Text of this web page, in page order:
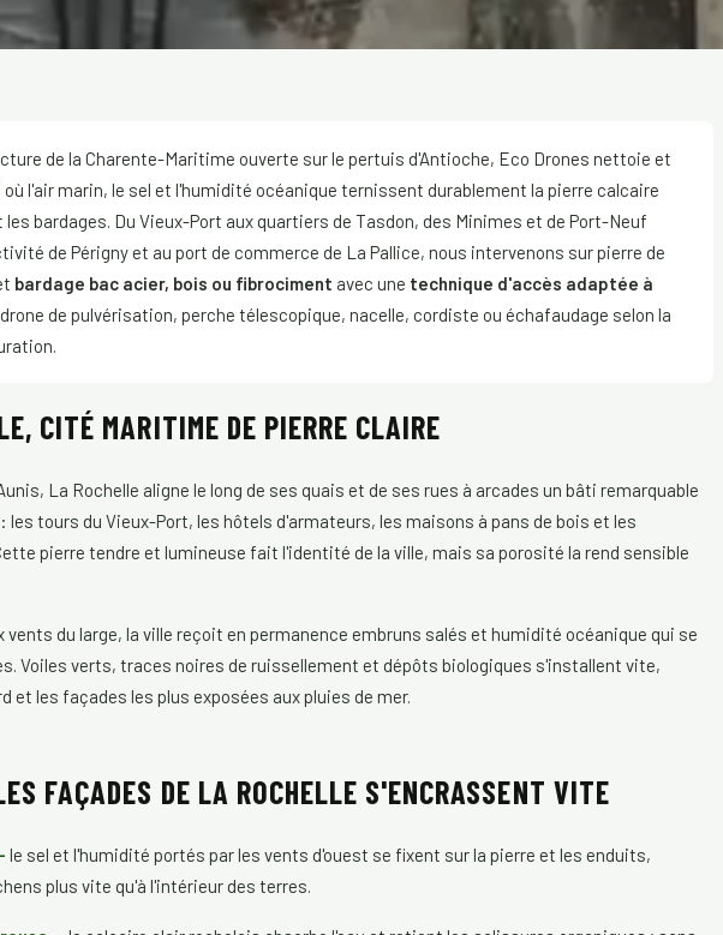
de la Charente-Maritime ouverte sur le pertuis d'Antioche, Eco Drones nettoie et
l'air marin, le sel et l'humidité océanique ternissent durablement la pierre calcaire
bardages. Du Vieux-Port aux quartiers de Tasdon, des Minimes et de Port-Neuf
de Périgny et au port de commerce de La Pallice, nous intervenons sur pierre de
bardage bac acier, bois ou fibrociment avec une technique d'accès adaptée à
de pulvérisation, perche télescopique, nacelle, cordiste ou échafaudage selon la
CITÉ MARITIME DE PIERRE CLAIRE
La Rochelle aligne le long de ses quais et de ses rues à arcades un bâti remarquable
les tours du Vieux-Port, les hôtels d'armateurs, les maisons à pans de bois et les
pierre tendre et lumineuse fait l'identité de la ville, mais sa porosité la rend sensible
vents du large, la ville reçoit en permanence embruns salés et humidité océanique qui se
Voiles verts, traces noires de ruissellement et dépôts biologiques s'installent vite,
et les façades les plus exposées aux pluies de mer.
FAÇADES DE LA ROCHELLE S'ENCRASSENT VITE
le sel et l'humidité portés par les vents d'ouest se fixent sur la pierre et les enduits,
plus vite qu'à l'intérieur des terres.